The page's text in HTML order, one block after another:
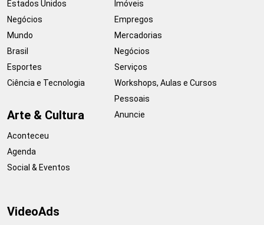
Estados Unidos
Negócios
Mundo
Brasil
Esportes
Ciência e Tecnologia
Arte & Cultura
Aconteceu
Agenda
Social & Eventos
Imóveis
Empregos
Mercadorias
Negócios
Serviços
Workshops, Aulas e Cursos
Pessoais
Anuncie
VideoAds